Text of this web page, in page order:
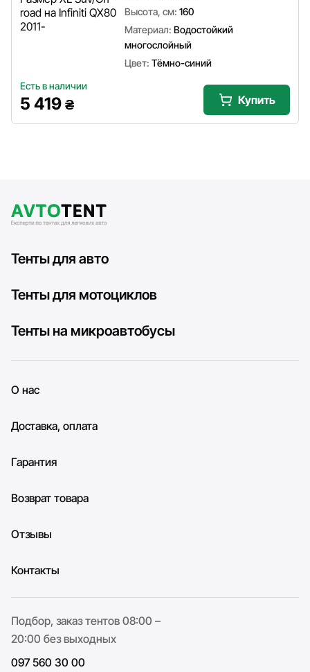
Высота, см: 160
Материал: Водостойкий
многослойный
Цвет: Тёмно-синий
Есть в наличии
5 419 ₴ Купить
Тенты для авто
Тенты для мотоциклов
Тенты на микроавтобусы
О нас
Доставка, оплата
Гарантия
Возврат товара
Отзывы
Контакты
Подбор, заказ тентов 08:00 –
20:00 без выходных
097 560 30 00